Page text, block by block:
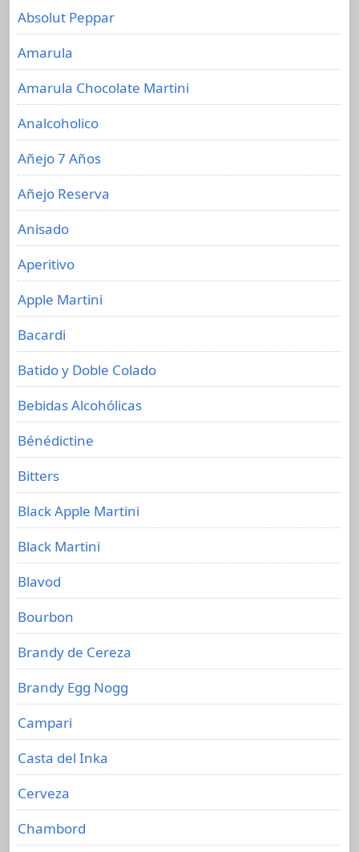
Absolut Peppar
Amarula
Amarula Chocolate Martini
Analcoholico
Añejo 7 Años
Añejo Reserva
Anisado
Aperitivo
Apple Martini
Bacardi
Batido y Doble Colado
Bebidas Alcohólicas
Bénédictine
Bitters
Black Apple Martini
Black Martini
Blavod
Bourbon
Brandy de Cereza
Brandy Egg Nogg
Campari
Casta del Inka
Cerveza
Chambord